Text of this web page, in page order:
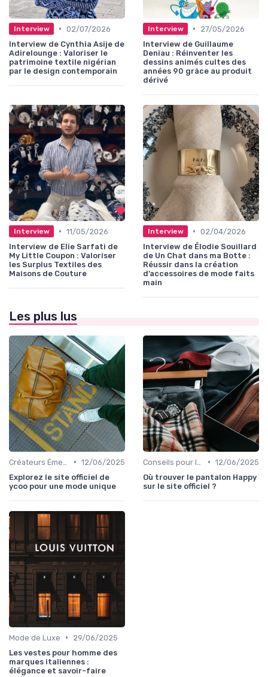
Interview • 02/07/2026
Interview de Cynthia Asije de
Adirelounge : Valoriser le
patrimoine textile nigérian
par le design contemporain
Interview •
27/05/2026
Interview de Guillaume
Deniau : Réinventer les
dessins animés cultes des
années 90 grâce au produit
dérivé
Interview • 11/05/2026
Interview de Elie Sarfati de
My Little Coupon : Valoriser
les Surplus Textiles des
Maisons de Couture
Interview • 02/04/2026
Interview de Élodie Souillard
de Un Chat dans ma Botte :
Réussir dans la création
d’accessoires de mode faits
main
Les plus lus
• 12/06/2025
Explorez le site officiel de
ycoo pour une mode unique
• 12/06/2025
Où trouver le pantalon Happy
sur le site officiel ?
Mode de Luxe •
29/06/2025
Les vestes pour homme des
marques italiennes :
élégance et savoir-faire